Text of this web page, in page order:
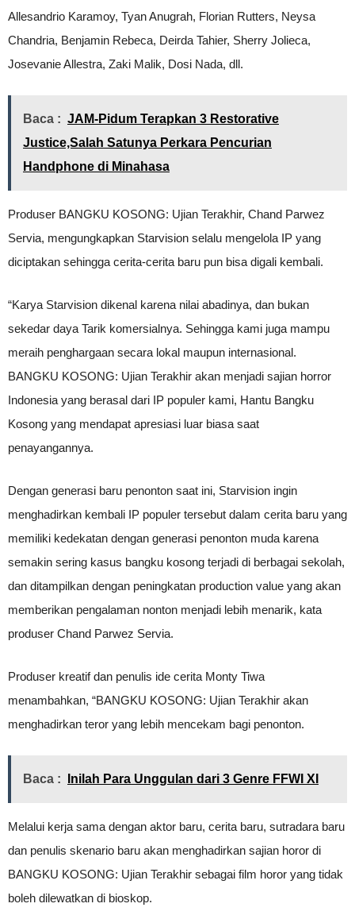
Allesandrio Karamoy, Tyan Anugrah, Florian Rutters, Neysa
Chandria, Benjamin Rebeca, Deirda Tahier, Sherry Jolieca,
Josevanie Allestra, Zaki Malik, Dosi Nada, dll.
Baca : JAM-Pidum Terapkan 3 Restorative
Justice,Salah Satunya Perkara Pencurian
Handphone di Minahasa
Produser BANGKU KOSONG: Ujian Terakhir, Chand Parwez
Servia, mengungkapkan Starvision selalu mengelola IP yang
diciptakan sehingga cerita-cerita baru pun bisa digali kembali.
“Karya Starvision dikenal karena nilai abadinya, dan bukan
sekedar daya Tarik komersialnya. Sehingga kami juga mampu
meraih penghargaan secara lokal maupun internasional.
BANGKU KOSONG: Ujian Terakhir akan menjadi sajian horror
Indonesia yang berasal dari IP populer kami, Hantu Bangku
Kosong yang mendapat apresiasi luar biasa saat
penayangannya.
Dengan generasi baru penonton saat ini, Starvision ingin
menghadirkan kembali IP populer tersebut dalam cerita baru yang
memiliki kedekatan dengan generasi penonton muda karena
semakin sering kasus bangku kosong terjadi di berbagai sekolah,
dan ditampilkan dengan peningkatan production value yang akan
memberikan pengalaman nonton menjadi lebih menarik, kata
produser Chand Parwez Servia.
Produser kreatif dan penulis ide cerita Monty Tiwa
menambahkan, “BANGKU KOSONG: Ujian Terakhir akan
menghadirkan teror yang lebih mencekam bagi penonton.
Baca : Inilah Para Unggulan dari 3 Genre FFWI XI
Melalui kerja sama dengan aktor baru, cerita baru, sutradara baru
dan penulis skenario baru akan menghadirkan sajian horor di
BANGKU KOSONG: Ujian Terakhir sebagai film horor yang tidak
boleh dilewatkan di bioskop.